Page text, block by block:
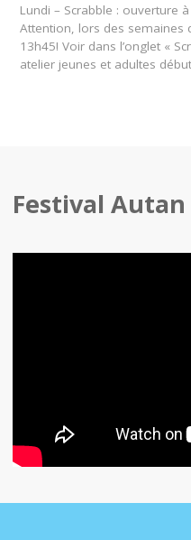
Lundi – Scrabble : ouverture
Attention, lors des semaines
13h45! Voir dans l’onglet «
atelier jeunes et adultes
Festival Autan